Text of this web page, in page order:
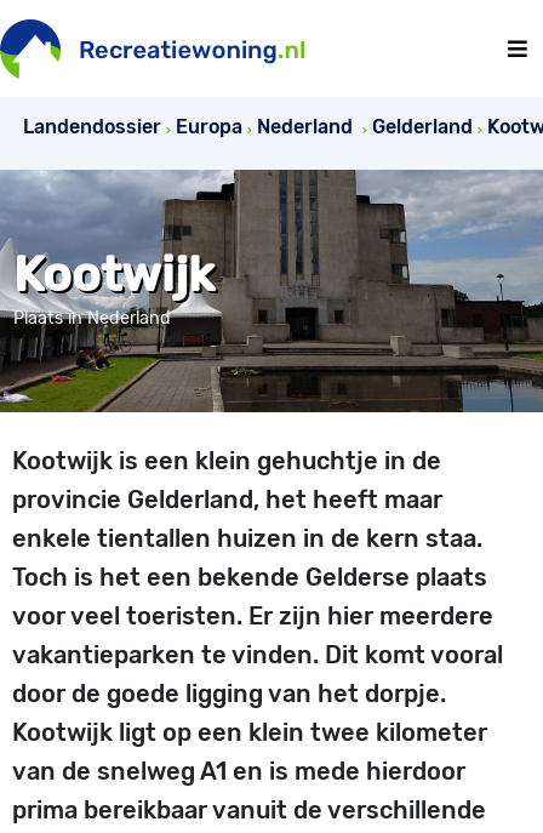
Landendossier Europa Nederland Gelderland
Kootwijk
Plaats in Nederland
Kootwijk is een klein gehuchtje in de
provincie Gelderland, het heeft maar
enkele tientallen huizen in de kern staa.
Toch is het een bekende Gelderse plaats
voor veel toeristen. Er zijn hier meerdere
vakantieparken te vinden. Dit komt vooral
door de goede ligging van het dorpje.
Kootwijk ligt op een klein twee kilometer
van de snelweg A1 en is mede hierdoor
prima bereikbaar vanuit de verschillende